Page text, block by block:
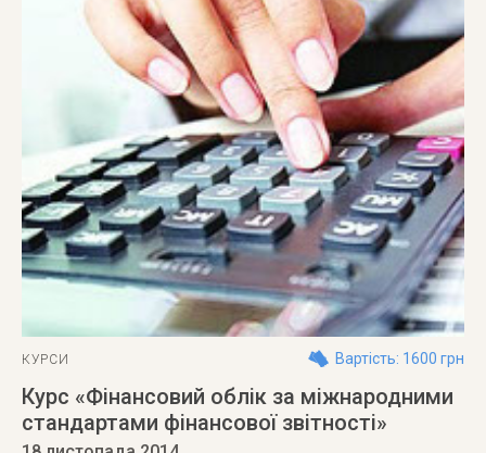
КУРСИ Вартість: 1600 грн
Курс «Фінансовий облік за міжнародними
стандартами фінансової звітності»